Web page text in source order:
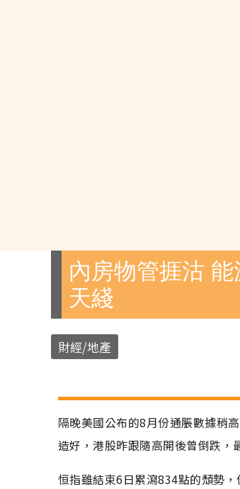
內房物管捱沽
天綫
財經/地產
隔晚美國公布的8月份通脹數據稍
造好，港股昨跟隨高開後曾倒跌，
恒指雖結束6日累瀉834點的頹勢